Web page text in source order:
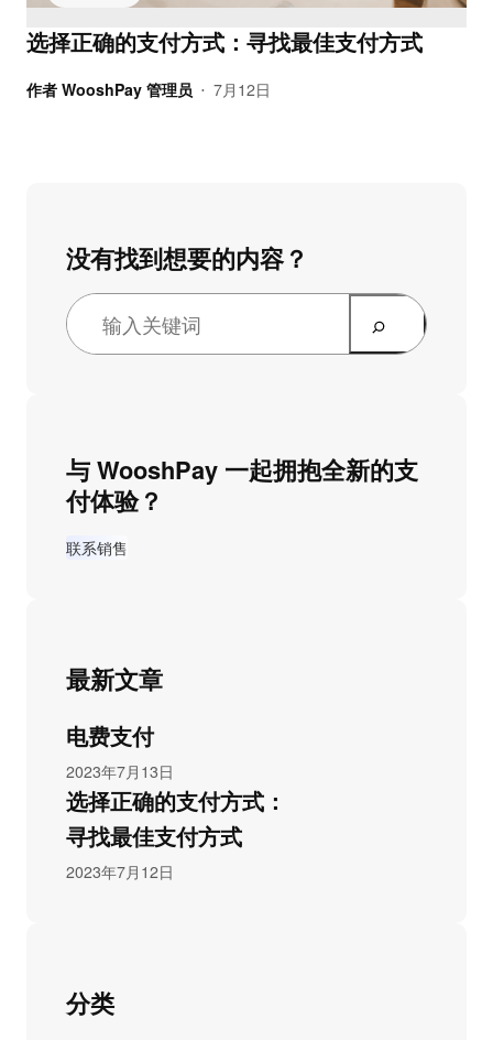
选择正确的支付方式：寻找最佳支付方式
作者 WooshPay 管理员 • 7月12日
没有找到想要的内容？
与 WooshPay 一起拥抱全新的支
付体验？
联系销售
最新文章
电费支付
2023年7月13日
选择正确的支付方式：
寻找最佳支付方式
2023年7月12日
分类